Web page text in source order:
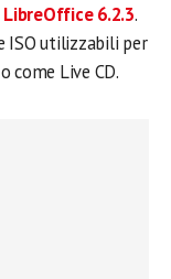
LibreOffice 6.2.3.
ISO utilizzabili per
come Live CD.